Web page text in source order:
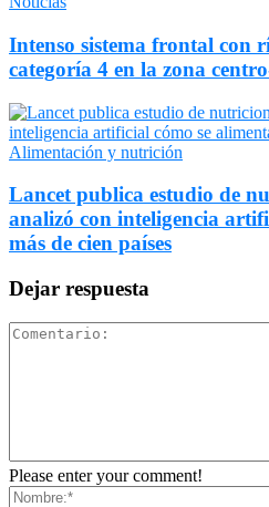
Intenso sistema frontal con
categoría 4 en la zona
Alimentación y nutrición
Lancet publica estudio de
analizó con inteligencia
más de cien países
Dejar respuesta
Please enter your comment!